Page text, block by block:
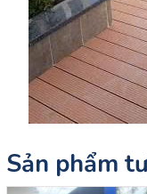
Sản phẩm